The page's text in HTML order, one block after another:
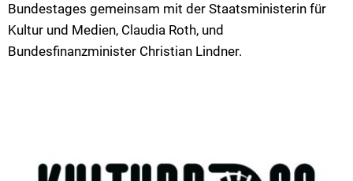
Bundestages gemeinsam mit der Staatsministerin für
Kultur und Medien, Claudia Roth, und
Bundesfinanzminister Christian Lindner.